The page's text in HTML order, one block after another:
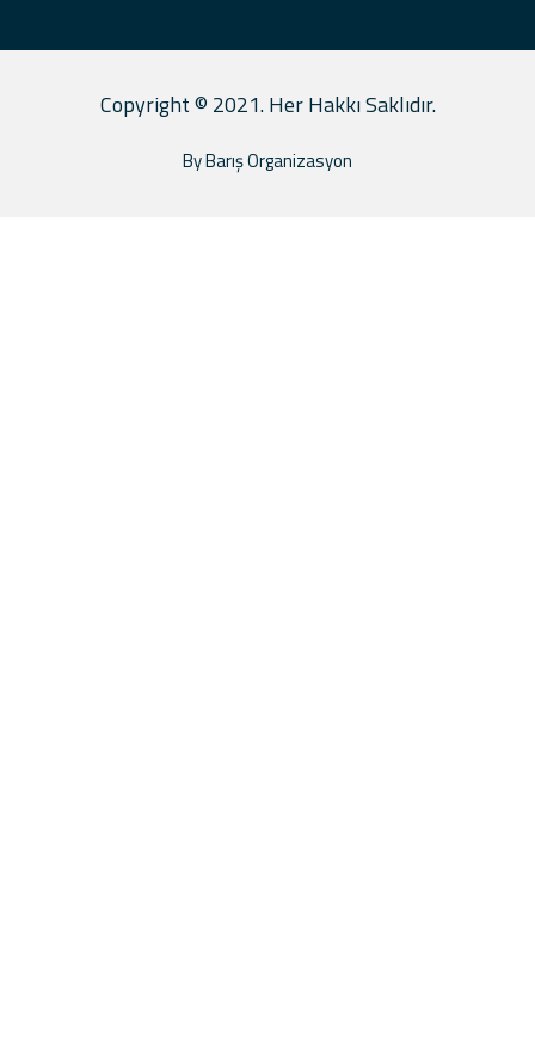
Copyright © 2021. Her Hakkı Saklıdır.
By Barış Organizasyon